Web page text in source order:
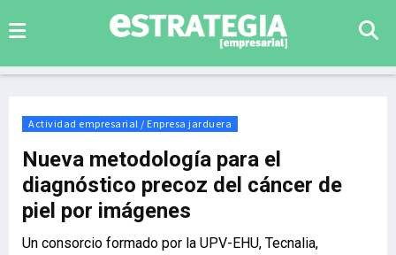
Actividad empresarial / Enpresa jarduera
Nueva metodología para el
diagnóstico precoz del cáncer de
piel por imágenes
Un consorcio formado por la UPV-EHU, Tecnalia,